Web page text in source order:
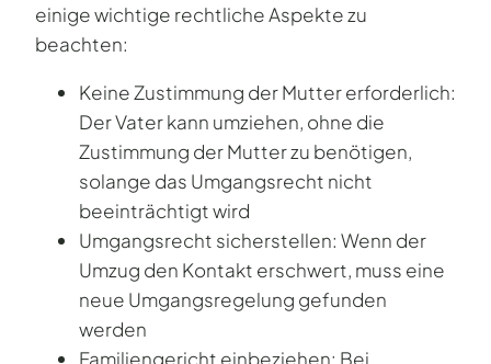
einige wichtige rechtliche Aspekte zu
beachten:
Keine Zustimmung der Mutter erforderlich:
Der Vater kann umziehen, ohne die
Zustimmung der Mutter zu benötigen,
solange das Umgangsrecht nicht
beeinträchtigt wird
Umgangsrecht sicherstellen: Wenn der
Umzug den Kontakt erschwert, muss eine
neue Umgangsregelung gefunden
werden
Familiengericht einbeziehen: Bei